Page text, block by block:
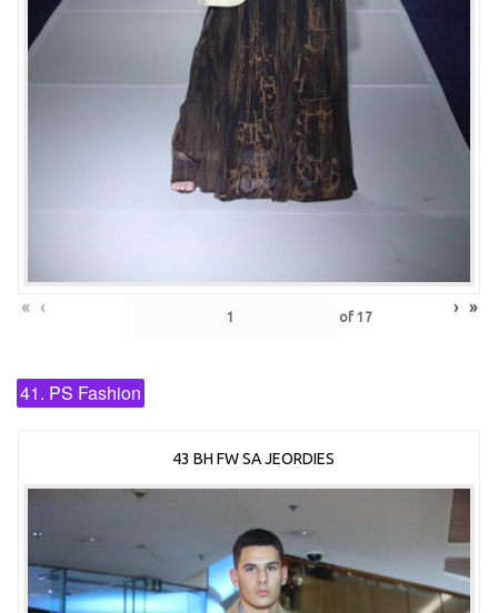
« ‹ of 17 › »
41. PS Fashion
43 BH FW SA JEORDIES